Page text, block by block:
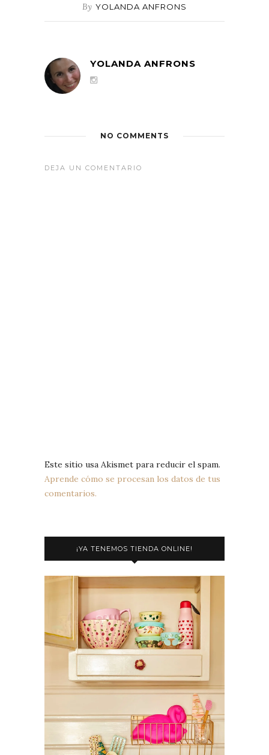
By YOLANDA ANFRONS
YOLANDA ANFRONS
NO COMMENTS
DEJA UN COMENTARIO
Este sitio usa Akismet para reducir el spam.
Aprende cómo se procesan los datos de tus
comentarios.
¡YA TENEMOS TIENDA ONLINE!